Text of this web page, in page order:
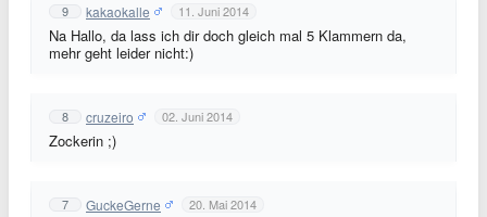
9 kakaokalle 11. Juni 2014
Na Hallo, da lass ich dir doch gleich mal 5 Klammern da,
mehr geht leider nicht:)
8 cruzeiro 02. Juni 2014
Zockerin ;)
7 GuckeGerne 20. Mai 2014